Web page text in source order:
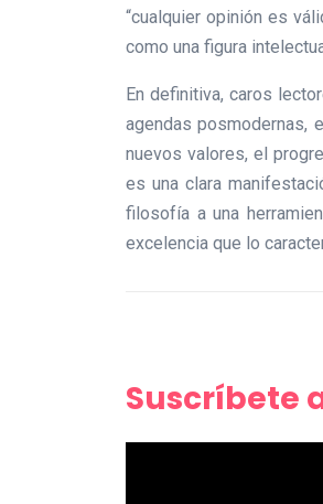
“cualquier opinión es
como una figura
En definitiva, caros
agendas posmodernas,
nuevos valores, el
es una clara
filosofía a una
excelencia que lo
Suscríbete